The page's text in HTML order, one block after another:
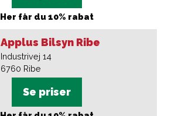
Her får du 10% rabat
Applus Bilsyn Ribe
Industrivej 14
6760 Ribe
Se priser